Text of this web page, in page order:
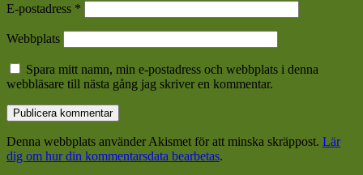
E-postadress *
Webbplats
Spara mitt namn, min e-postadress och webbplats i denna
webbläsare till nästa gång jag skriver en kommentar.
Denna webbplats använder Akismet för att minska skräppost. Lär
dig om hur din kommentarsdata bearbetas.